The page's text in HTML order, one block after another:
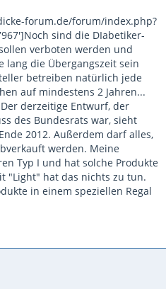
forum.de/forum/index.php?
sind die DIabetiker-
verboten werden und
lang die Übergangszeit sein
betreiben natürlich jede
auf mindestens 2 Jahren...
derzeitige Entwurf, der
des Bundesrats war, sieht
2012. Außerdem darf alles,
werden. Meine
Typ I und hat solche Produkte
"Light" hat das nichts zu tun.
in einem speziellen Regal